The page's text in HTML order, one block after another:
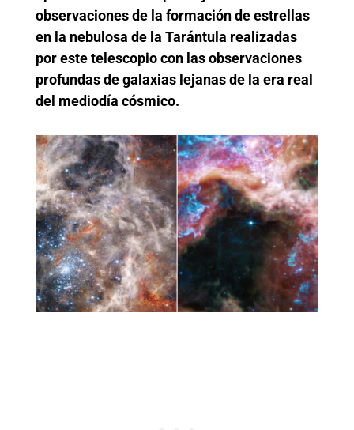
observaciones de la formación de estrellas
en la nebulosa de la Tarántula realizadas
por este telescopio con las observaciones
profundas de galaxias lejanas de la era real
del mediodía cósmico.